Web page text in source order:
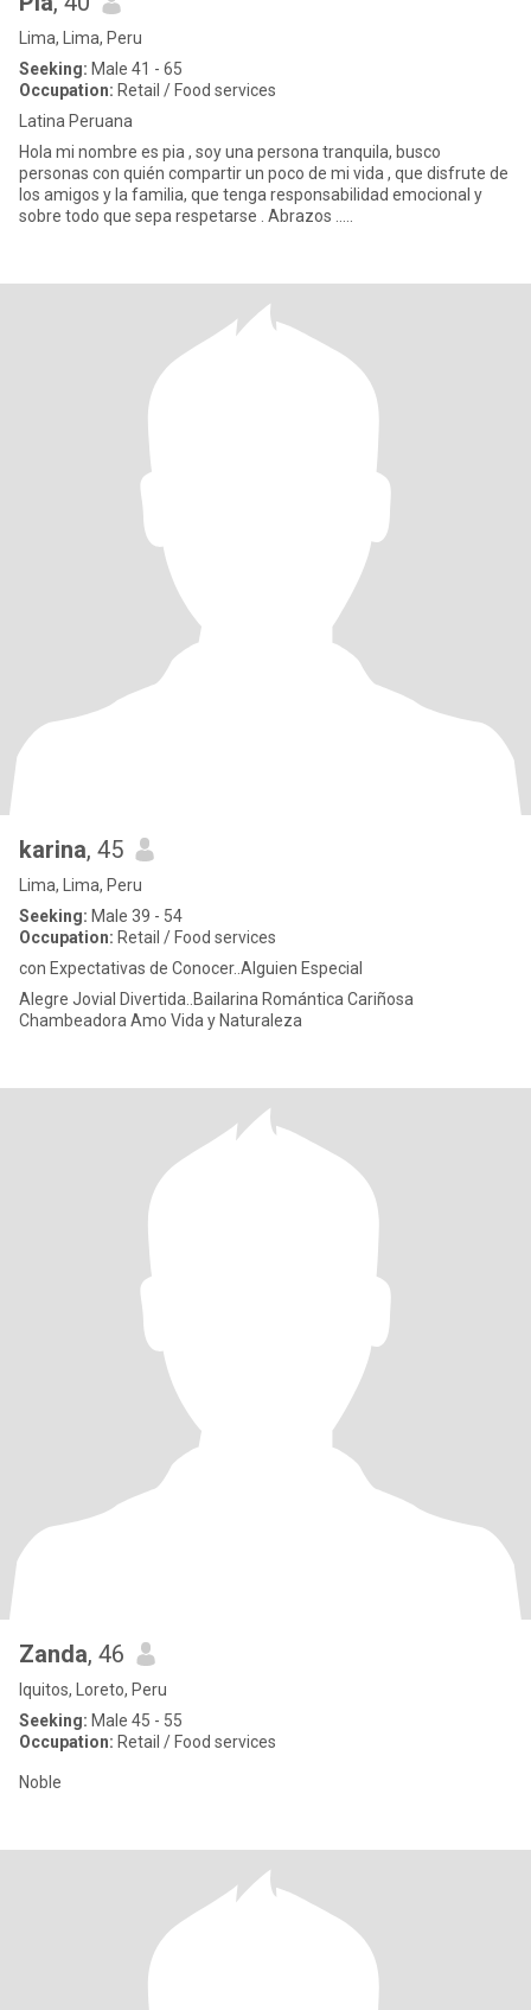
Lima, Lima, Peru
Seeking: Male 41 - 65
Occupation: Retail / Food services
Latina Peruana
Hola mi nombre es pia , soy una persona tranquila, busco
personas con quién compartir un poco de mi vida , que disfrute de
los amigos y la familia, que tenga responsabilidad emocional y
sobre todo que sepa respetarse . Abrazos .....
karina, 45
Lima, Lima, Peru
Seeking: Male 39 - 54
Occupation: Retail / Food services
con Expectativas de Conocer..Alguien Especial
Alegre Jovial Divertida..Bailarina Romántica Cariñosa
Chambeadora Amo Vida y Naturaleza
Zanda, 46
Iquitos, Loreto, Peru
Seeking: Male 45 - 55
Occupation: Retail / Food services
Noble